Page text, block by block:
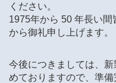
ください。
1975年から 50 年長い
から御礼申し上げます。
今後につきましては、
めておりますので、準